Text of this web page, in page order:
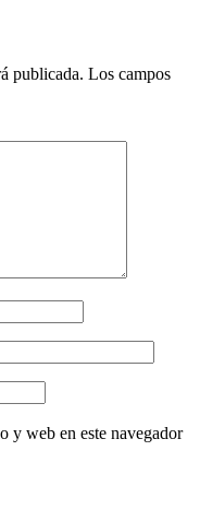
publicada. Los campos
y web en este navegador